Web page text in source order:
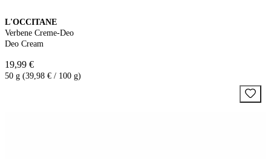
L'OCCITANE
Verbene Creme-Deo
Deo Cream
19,99 €
50 g (39,98 € / 100 g)